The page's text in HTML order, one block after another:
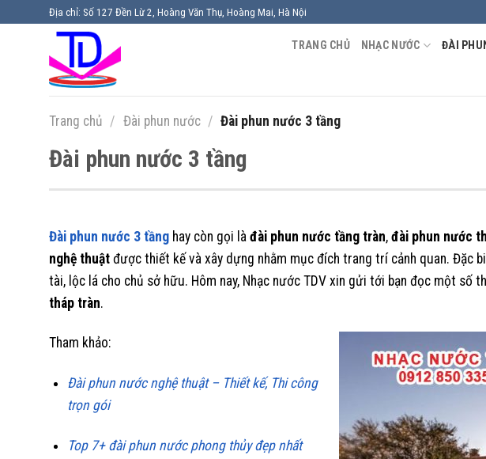
Địa chỉ: Số 127 Đền Lừ 2, Hoàng Văn Thụ, Hoàng Mai, Hà Nội
TRANG CHỦ NHẠC NƯỚC ĐÀI
Trang chủ / Đài phun nước / Đài phun nước 3 tầng
Đài phun nước 3 tầng
Đài phun nước 3 tầng hay còn gọi là đài phun nước tầng tràn, đài phun nước
nghệ thuật được thiết kế và xây dựng nhằm mục đích trang trí cảnh quan. Đặc
tài, lộc lá cho chủ sở hữu. Hôm nay, Nhạc nước TDV xin gửi tới bạn đọc một số
tháp tràn.
Tham khảo:
Đài phun nước nghệ thuật – Thiết kế, Thi công
trọn gói
Top 7+ đài phun nước phong thủy đẹp nhất